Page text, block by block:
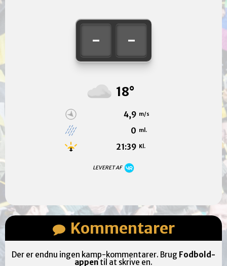
- -
18°
4,9 m/s
0 ml.
21:39 Kl.
LEVERET AF
Kommentarer
Der er endnu ingen kamp-kommentarer. Brug Fodbold-
appentil at skrive en.